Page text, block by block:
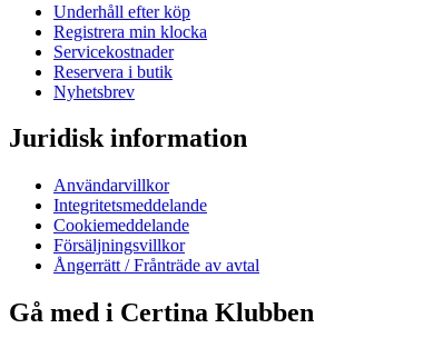
Underhåll efter köp
Registrera min klocka
Servicekostnader
Reservera i butik
Nyhetsbrev
Juridisk information
Användarvillkor
Integritetsmeddelande
Cookiemeddelande
Försäljningsvillkor
Ångerrätt / Frånträde av avtal
Gå med i Certina Klubben